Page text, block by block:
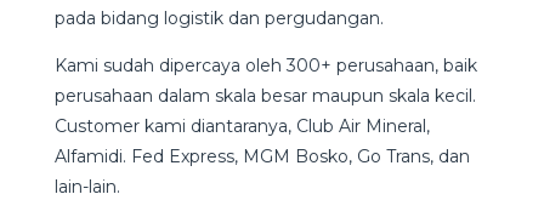
pada bidang logistik dan pergudangan.
Kami sudah dipercaya oleh 300+ perusahaan, baik
perusahaan dalam skala besar maupun skala kecil.
Customer kami diantaranya, Club Air Mineral,
Alfamidi. Fed Express, MGM Bosko, Go Trans, dan
lain-lain.